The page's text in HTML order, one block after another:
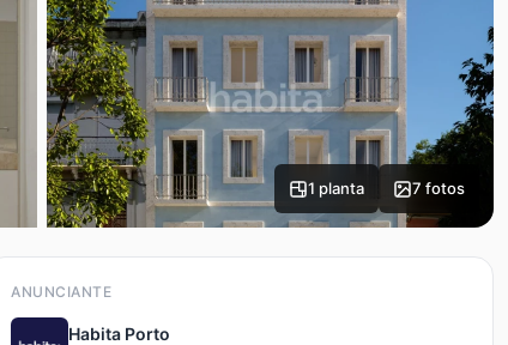
1 planta 7 fotos
ANUNCIANTE
Habita Porto